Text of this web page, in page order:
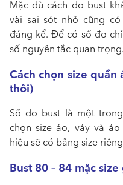
Mặc dù cách đo bust
vài sai sót nhỏ cũng
đáng kể. Để có số đo
số nguyên tắc quan trọng.
Cách chọn size quần
thôi)
Số đo bust là một
chọn size áo, váy và
hiệu sẽ có bảng size
Bust 80 – 84 mặc size